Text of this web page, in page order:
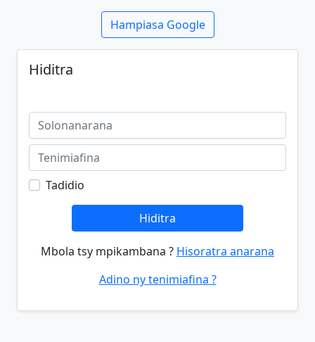
Hampiasa Google
Hiditra
Tadidio
Hiditra
Mbola tsy mpikambana ? Hisoratra anarana
Adino ny tenimiafina ?